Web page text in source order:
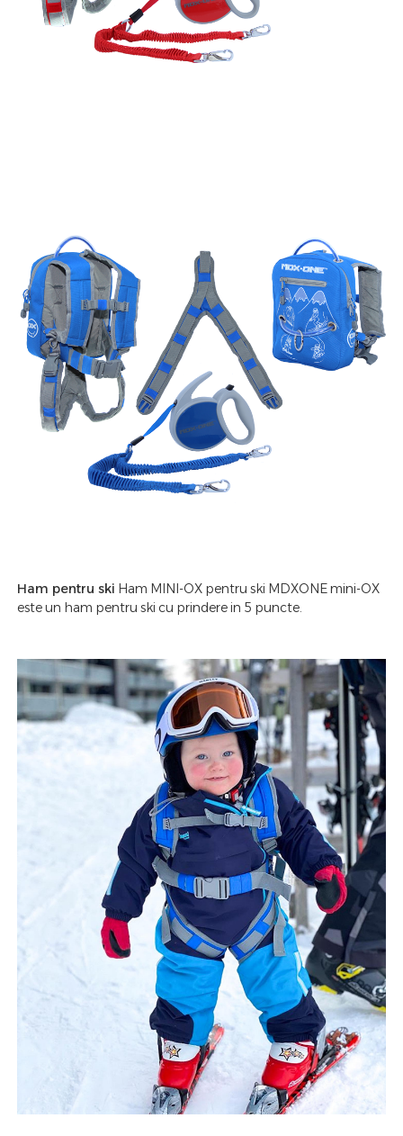
Ham pentru ski Ham MINI-OX pentru ski MDXONE mini-OX
este un ham pentru ski cu prindere in 5 puncte.